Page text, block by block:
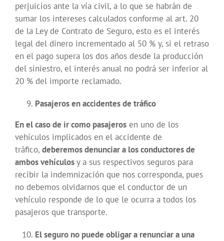
perjuicios ante la vía civil, a lo que se habrán de
sumar los intereses calculados conforme al art. 20
de la Ley de Contrato de Seguro, esto es el interés
legal del dinero incrementado al 50 % y, si el retraso
en el pago supera los dos años desde la producción
del siniestro, el interés anual no podrá ser inferior al
20 % del importe reclamado.
Pasajeros en accidentes de tráfico
En el caso de ir como pasajeros en uno de los
vehículos implicados en el accidente de
tráfico, deberemos denunciar a los conductores de
ambos vehículosy a sus respectivos seguros para
recibir la indemnización que nos corresponda, pues
no debemos olvidarnos que el conductor de un
vehículo responde de lo que le ocurra a todos los
pasajeros que transporte.
El seguro no puede obligar a renunciar a una